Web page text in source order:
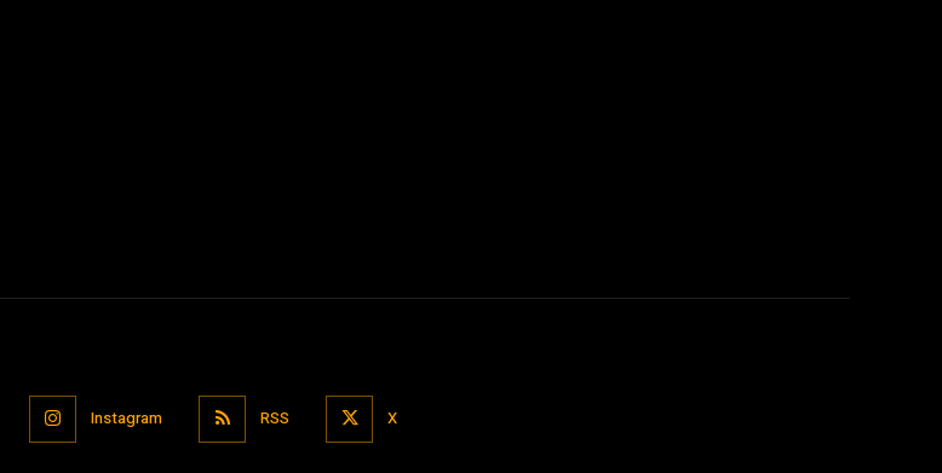
Instagram RSS X